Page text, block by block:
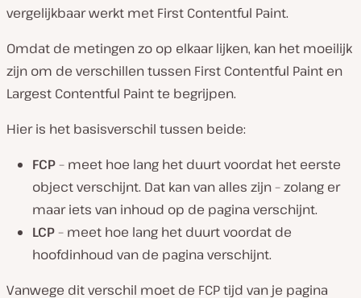
vergelijkbaar werkt met First Contentful Paint.
Omdat de metingen zo op elkaar lijken, kan het moeilijk
zijn om de verschillen tussen First Contentful Paint en
Largest Contentful Paint te begrijpen.
Hier is het basisverschil tussen beide:
FCP– meet hoe lang het duurt voordat het eerste
object verschijnt. Dat kanvan alles zijn – zolang er
maar iets van inhoud op de pagina verschijnt.
LCP– meet hoe lang het duurt voordat de
hoofdinhoud van de pagina verschijnt.
Vanwege dit verschil moet de FCP tijd van je pagina